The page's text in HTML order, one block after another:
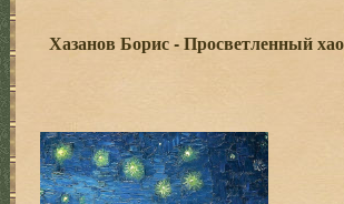
Хазанов Борис - Просветленный